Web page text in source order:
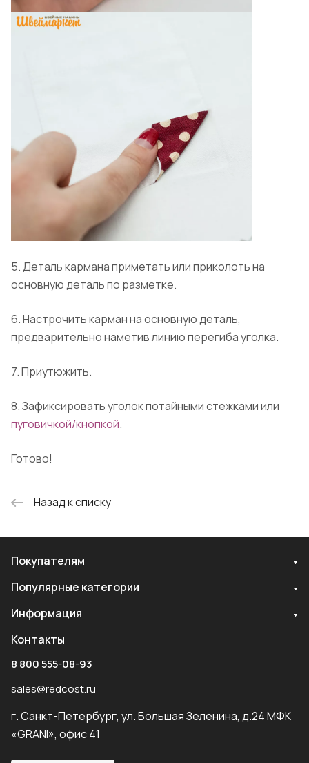
5. Деталь кармана приметать или приколоть на
основную деталь по разметке.
6. Настрочить карман на основную деталь,
предварительно наметив линию перегиба уголка.
7. Приутюжить.
8. Зафиксировать уголок потайными стежками или
пуговичкой/кнопкой.
Готово!
Назад к списку
Покупателям
Популярные категории
Информация
Контакты
8 800 555-08-93
sales@redcost.ru
г. Санкт-Петербург, ул. Большая Зеленина, д.24 МФК
«GRANI», офис 41